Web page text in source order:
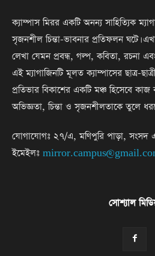
ক্যাম্পাস মিরর একটি অনন্য সাহিত্যিক
সৃজনশীল চিন্তা-ভাবনার প্রতিফলন ঘটে।
লেখা যেমন প্রবন্ধ, গল্প, কবিতা, রচনা
এই ম্যাগাজিনটি মূলত ক্যাম্পাসের ছাত্র-
প্রতিভার বিকাশের একটি মঞ্চ হিসেবে কাজ
অভিজ্ঞতা, চিন্তা ও সৃজনশীলতাকে তুলে
যোগাযোগঃ ২৭/এ, মণিপুরি পাড়া, সংসদ
ইমেইলঃ
সোশ্যাল